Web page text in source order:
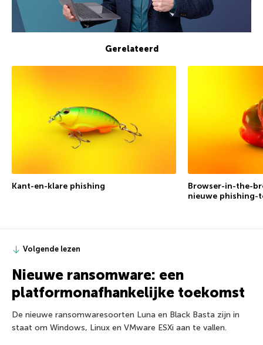
Gerelateerd
Kant-en-klare phishing
Browser-in-the-
nieuwe phishing-
Volgende lezen
Nieuwe ransomware: een
platformonafhankelijke toekomst
De nieuwe ransomwaresoorten Luna en Black Basta zijn in
staat om Windows, Linux en VMware ESXi aan te vallen.